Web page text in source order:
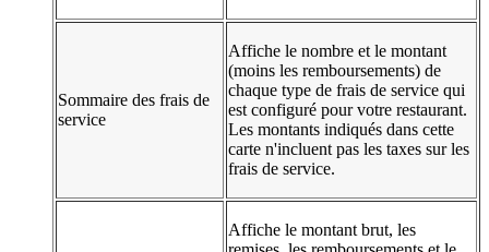
Sommaire des frais de
service
Affiche le nombre et le montant
(moins les remboursements) de
chaque type de frais de service qui
est configuré pour votre restaurant.
Les montants indiqués dans cette
carte n'incluent pas les taxes sur les
frais de service.
Affiche le montant brut, les